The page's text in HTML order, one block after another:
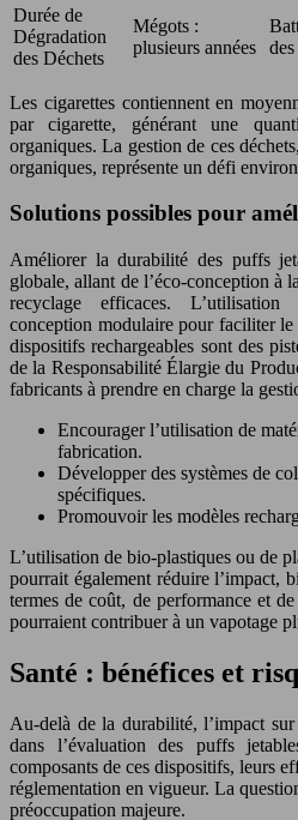
Durée de
Dégradation
des Déchets
Mégots :
plusieurs années
Les cigarettes contiennent en
par cigarette, générant une
organiques. La gestion de ces
organiques, représente un défi
Solutions possibles pour
Améliorer la durabilité des puffs
globale, allant de l’éco-conception à
recyclage efficaces.
conception modulaire pour faciliter
dispositifs rechargeables sont des
de la Responsabilité Élargie du
fabricants à prendre en charge la
Encourager l’utilisation de
fabrication.
Développer des systèmes de
spécifiques.
Promouvoir les modèles
L’utilisation de bio-plastiques ou de
pourrait également réduire l’impact,
termes de coût, de performance et
pourraient contribuer à un vapotage
Santé : bénéfices et
Au-delà de la durabilité, l’impact
dans l’évaluation des puffs
composants de ces dispositifs, leurs
réglementation en vigueur. La
préoccupation majeure.